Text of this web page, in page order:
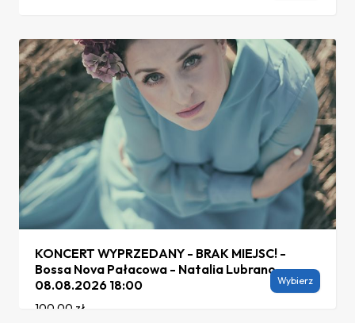
KONCERT WYPRZEDANY - BRAK MIEJSC! -
Bossa Nova Pałacowa - Natalia Lubrano,
08.08.2026 18:00
100,00 zł
Wybierz